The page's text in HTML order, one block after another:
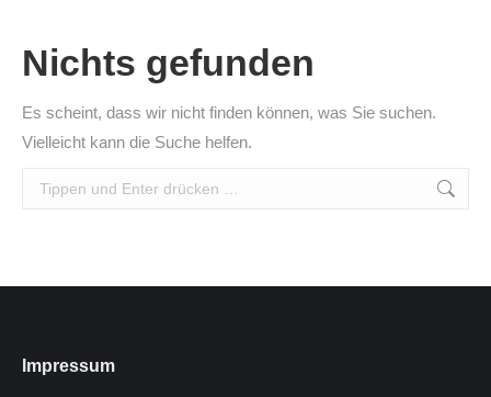
Nichts gefunden
Es scheint, dass wir nicht finden können, was Sie suchen.
Vielleicht kann die Suche helfen.
Search:
Impressum